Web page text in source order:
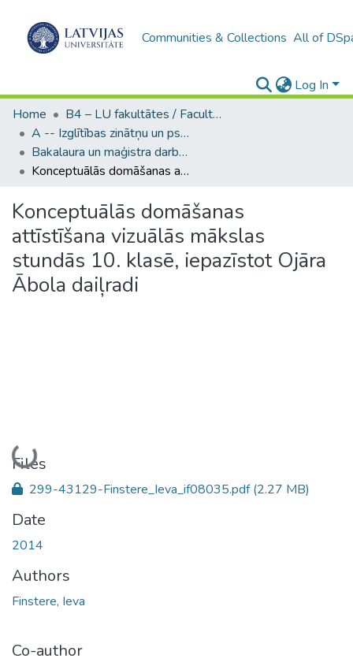
Communities & Collections All of
Log In
Home
B4 – LU fakultātes / Faculties of the UL
A -- Izglītības zinātņu un psiholoģijas fakultāte / Faculty of Education Sciences and Psychology
Bakalaura un maģistra darbi (PPMF) / Bachelor's and Master's theses
Konceptuālās domāšanas attīstīšana vizuālās mākslas stundās 10. klasē, iepazīstot Ojāra Ābola daiļradi
Konceptuālās domāšanas
attīstīšana vizuālās mākslas
stundās 10. klasē, iepazīstot Ojāra
Ābola daiļradi
Loading...
Files
299-43129-Finstere_Ieva_if08035.pdf(2.27 MB)
Date
2014
Authors
Finstere, Ieva
Co-author